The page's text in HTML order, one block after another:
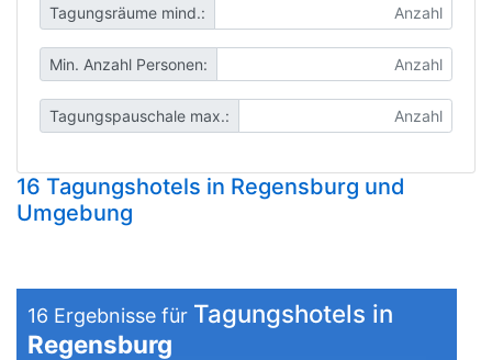
Tagungsräume mind.:
Min. Anzahl Personen:
Tagungspauschale max.:
16 Tagungshotels in Regensburg und
Umgebung
16 Ergebnisse für Tagungshotels in
Regensburg